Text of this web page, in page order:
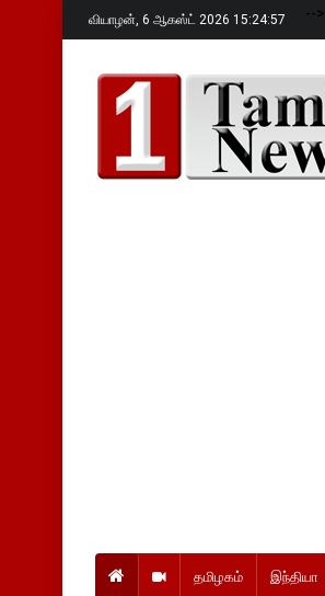
வியாழன், 6 ஆகஸ்ட் 2026 15:24:58 -->
தமிழகம் இந்தியா